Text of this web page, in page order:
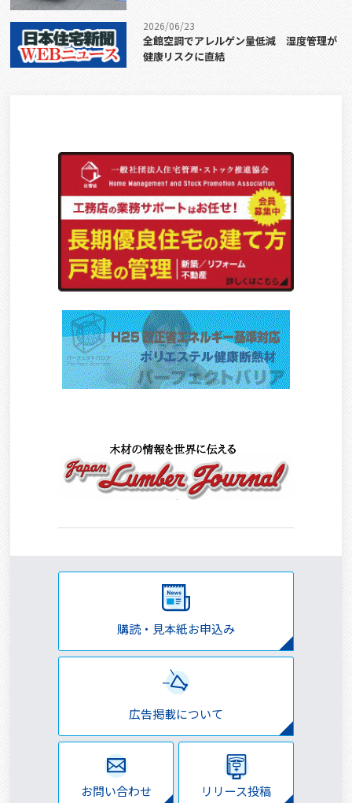
2026/06/23
全館空調でアレルゲン量低減 湿度管理が
健康リスクに直結
購読・見本紙お申込み
広告掲載について
お問い合わせ リリース投稿